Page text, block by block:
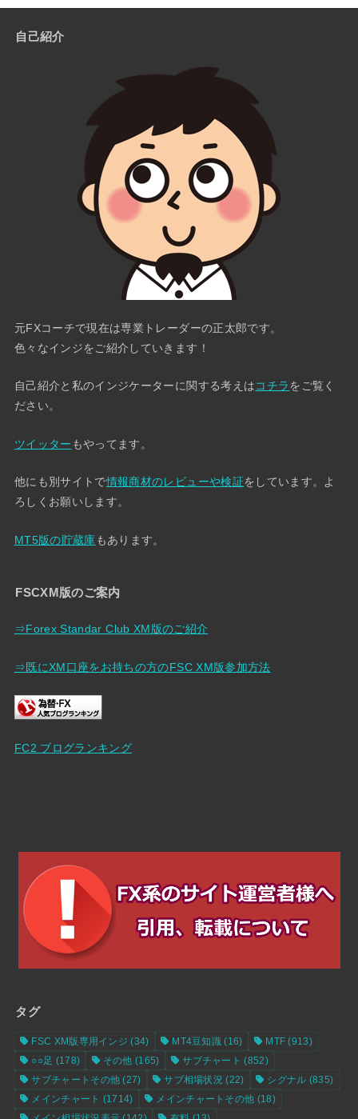
自己紹介
元FXコーチで現在は専業トレーダーの正太郎です。
色々なインジをご紹介していきます！
自己紹介と私のインジケーターに関する考えはコチラをご覧く
ださい。
ツイッター もやってます。
他にも別サイトで情報商材のレビューや検証をしています。よ
ろしくお願いします。
MT5版の貯蔵庫もあります。
FSCXM版のご案内
⇒Forex Standar Club XM版のご紹介
⇒既にXM口座をお持ちの方のFSC XM版参加方法
FC2 ブログランキング
タグ
FSC XM版専用インジ (34) MT4豆知識 (16) MTF (913)
○○足 (178) その他 (165) サブチャート (852)
サブチャートその他 (27) サブ相場状況 (22) シグナル (835)
メインチャート (1714) メインチャートその他 (18)